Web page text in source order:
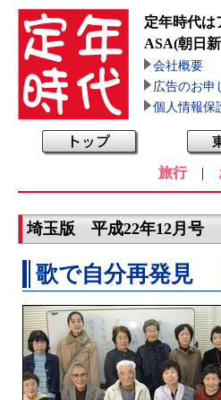
定年時代は
ASA(朝日
会社概要
広告のお申
個人情報保
旅行|
埼玉版 平成22年12月号
歌で自分再発見